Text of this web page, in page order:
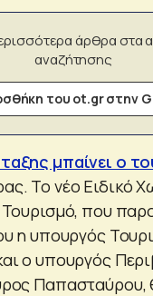
άρθρα στα
αναζήτησης
του ot.gr στην
μπαίνει ο
Το νέο Ειδικό
Τουρισμό, που
η υπουργός
ο υπουργός
Παπασταύρου,